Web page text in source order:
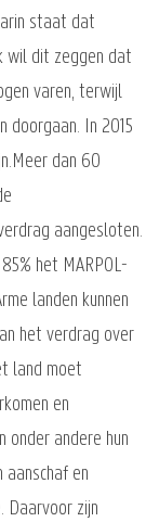
staat dat
wil dit zeggen dat
varen, terwijl
doorgaan. In 2015
dan 60
aangesloten.
het MARPOL-
landen kunnen
het verdrag over
land moet
en
onder andere hun
en
Daarvoor zijn